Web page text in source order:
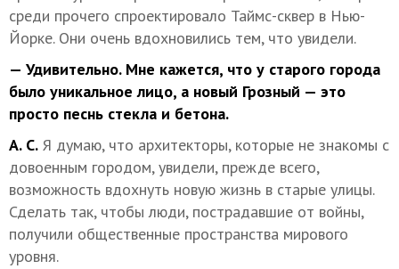
среди прочего спроектировало Таймс-сквер в Нью-
Йорке. Они очень вдохновились тем, что увидели.
— Удивительно. Мне кажется, что у старого города
было уникальное лицо, а новый Грозный — это
просто песнь стекла и бетона.
А. С. Я думаю, что архитекторы, которые не знакомы с
довоенным городом, увидели, прежде всего,
возможность вдохнуть новую жизнь в старые улицы.
Сделать так, чтобы люди, пострадавшие от войны,
получили общественные пространства мирового
уровня.